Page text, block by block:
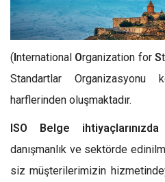
(International Organization forS
Standartlar Organizasyonu
harflerinden oluşmaktadır.
ISO Belge ihtiyaçlarınızda
danışmanlık ve sektörde
siz müşterilerimizin